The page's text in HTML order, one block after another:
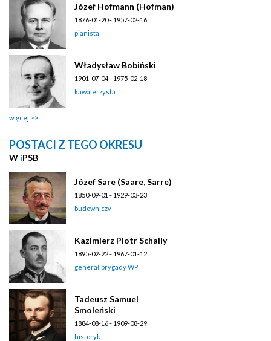
Józef Hofmann (Hofman)
1876-01-20 - 1957-02-16
pianista
Władysław Bobiński
1901-07-04 - 1975-02-18
kawalerzysta
więcej
POSTACI Z TEGO OKRESU
W iPSB
Józef Sare (Saare, Sarre)
1850-09-01 - 1929-03-23
budowniczy
Kazimierz Piotr Schally
1895-02-22 - 1967-01-12
generał brygady WP
Tadeusz Samuel
Smoleński
1884-08-16 - 1909-08-29
historyk